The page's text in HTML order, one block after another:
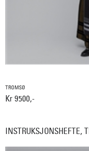
TROMSØ
Kr 9500,-
INSTRUKSJONSHEFTE,